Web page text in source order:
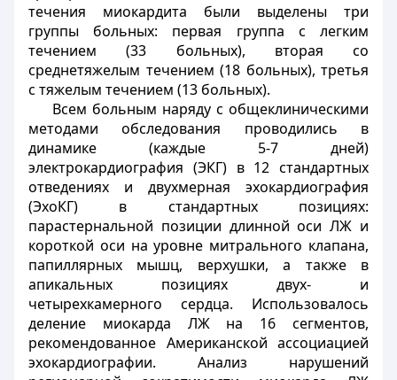
течения миокардита были выделены три
группы больных: первая группа с легким
течением (33 больных), вторая со
среднетяжелым течением (18 больных), третья
с тяжелым течением (13 больных).
Всем больным наряду с общеклиническими
методами обследования проводились в
динамике (каждые 5-7 дней)
электрокардиография (ЭКГ) в 12 стандартных
отведениях и двухмерная эхокардиография
(ЭхоКГ) в стандартных позициях:
парастернальной позиции длинной оси ЛЖ и
короткой оси на уровне митрального клапана,
папиллярных мышц, верхушки, а также в
апикальных позициях двух- и
четырехкамерного сердца. Использовалось
деление миокарда ЛЖ на 16 сегментов,
рекомендованное Американской ассоциацией
эхокардиографии. Анализ нарушений